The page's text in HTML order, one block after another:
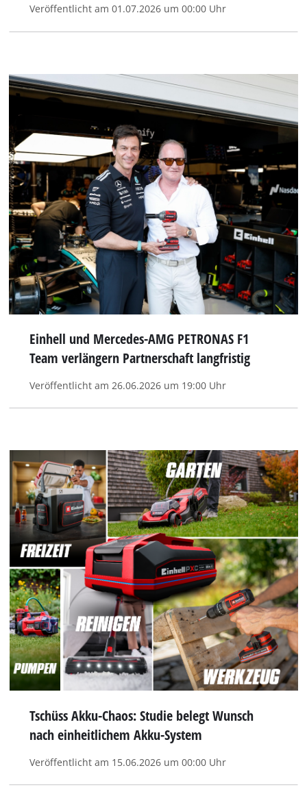
Veröffentlicht am 01.07.2026 um 00:00 Uhr
Einhell und Mercedes-AMG PETRONAS F1
Team verlängern Partnerschaft langfristig
Veröffentlicht am 26.06.2026 um 19:00 Uhr
Tschüss Akku-Chaos: Studie belegt Wunsch
nach einheitlichem Akku-System
Veröffentlicht am 15.06.2026 um 00:00 Uhr